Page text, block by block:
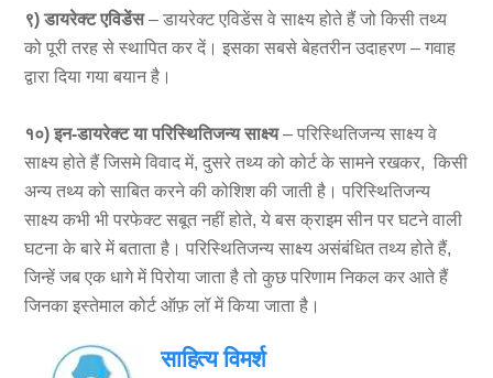
९) डायरेक्ट एविडेंस– डायरेक्ट एविडेंस वे साक्ष्य होते हैं जो किसी तथ्य
को पूरी तरह से स्थापित कर दें। इसका सबसे बेहतरीन उदाहरण – गवाह
द्वारा दिया गया बयान है।
१०) इन-डायरेक्ट या परिस्थितिजन्य साक्ष्य– परिस्थितिजन्य साक्ष्य वे
साक्ष्य होते हैं जिसमे विवाद में, दुसरे तथ्य को कोर्ट के सामने रखकर, किसी
अन्य तथ्य को साबित करने की कोशिश की जाती है। परिस्थितिजन्य
साक्ष्य कभी भी परफेक्ट सबूत नहीं होते, ये बस क्राइम सीन पर घटने वाली
घटना के बारे में बताता है। परिस्थितिजन्य साक्ष्य असंबंधित तथ्य होते हैं,
जिन्हें जब एक धागे में पिरोया जाता है तो कुछ परिणाम निकल कर आते हैं
जिनका इस्तेमाल कोर्ट ऑफ़ लॉ में किया जाता है।
साहित्य विमर्श